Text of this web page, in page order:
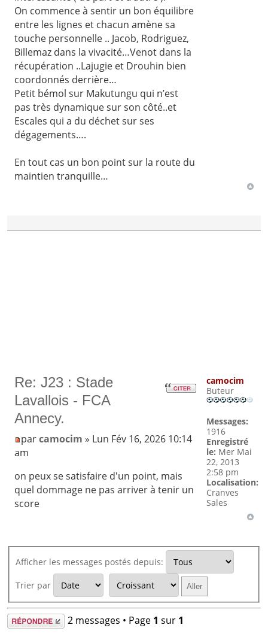
On commence à sentir un bon équilibre
entre les lignes et chacun amène sa
touche personnelle .. Jacob, Rodriguez,
Billemaz dans la vivacité…Venot dans la
récupération ..Lajugie et Drouhin bien
coordonnés derrière…
Petit bémol sur Makutungu qui n’est
pas très dynamique sur son côté..et
Escales qui a du déchet sur ses
dégagements….
En tout cas un bon point sur la route du
maintien tranquille…
Re: J23 : Stade
Lavallois - FCA
Annecy.
parcamocim » Lun Fév 16, 2026 10:14
am
on peux se satisfaire d'un point, mais
quel dommage ne pas arriver à tenir un
score
camocim
Buteur
Messages:
1916
Enregistré
le: Mer Mai
22, 2013
2:58 pm
Localisation:
Cranves
Sales
Afficher les messages postés depuis:
Trier par
Répondre 2 messages • Page 1 sur 1